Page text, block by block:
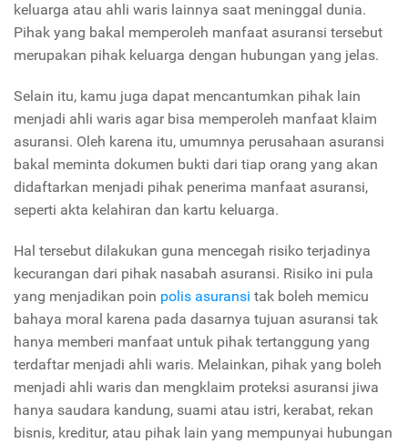
keluarga atau ahli waris lainnya saat meninggal dunia.
Pihak yang bakal memperoleh manfaat asuransi tersebut
merupakan pihak keluarga dengan hubungan yang jelas.
Selain itu, kamu juga dapat mencantumkan pihak lain
menjadi ahli waris agar bisa memperoleh manfaat klaim
asuransi. Oleh karena itu, umumnya perusahaan asuransi
bakal meminta dokumen bukti dari tiap orang yang akan
didaftarkan menjadi pihak penerima manfaat asuransi,
seperti akta kelahiran dan kartu keluarga.
Hal tersebut dilakukan guna mencegah risiko terjadinya
kecurangan dari pihak nasabah asuransi. Risiko ini pula
yang menjadikan poin polis asuransi tak boleh memicu
bahaya moral karena pada dasarnya tujuan asuransi tak
hanya memberi manfaat untuk pihak tertanggung yang
terdaftar menjadi ahli waris. Melainkan, pihak yang boleh
menjadi ahli waris dan mengklaim proteksi asuransi jiwa
hanya saudara kandung, suami atau istri, kerabat, rekan
bisnis, kreditur, atau pihak lain yang mempunyai hubungan